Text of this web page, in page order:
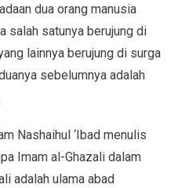
dua orang manusia
salah satunya berujung di
lainnya berujung di surga
sebelumnya adalah
Nashaihul ‘Ibad menulis
Imam al-Ghazali dalam
adalah ulama abad